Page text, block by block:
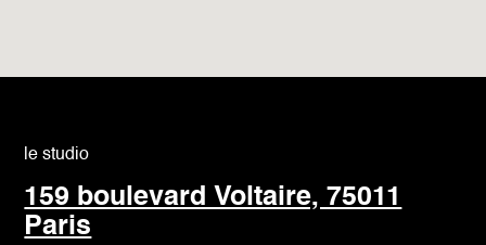
le studio
159 boulevard Voltaire, 75011
Paris